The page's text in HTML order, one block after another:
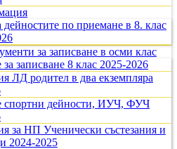
дейностите по приемане в 8. клас
за записване в осми клас
за записване 8 клас 2025-2026
ЛД родител в два екземпляра
спортни дейности, ИУЧ, ФУЧ
за НП Ученически състезания и
2024-2025